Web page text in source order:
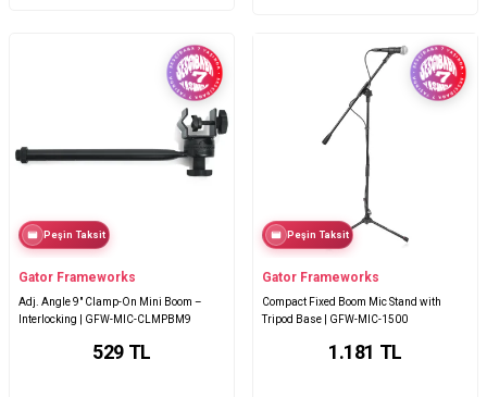
Peşin Taksit
Gator Frameworks
Adj. Angle 9" Clamp-On Mini Boom –
Interlocking | GFW-MIC-CLMPBM9
529 TL
Peşin Taksit
Gator Frameworks
Compact Fixed Boom Mic Stand with
Tripod Base | GFW-MIC-1500
1.181 TL